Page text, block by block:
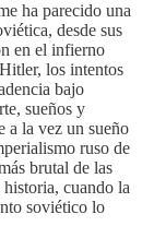
ha parecido una
desde sus
en el infierno
los intentos
bajo
sueños y
a la vez un sueño
ruso de
brutal de las
cuando la
soviético lo